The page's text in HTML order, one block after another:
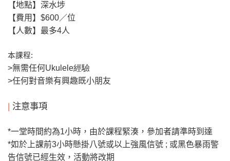
【地點】深水埗
【費用】 $600／位
【人數】最多4人
本課程:
>無需任何Ukulele經驗
>任何對音樂有興趣既小朋友
| 注意事項
*一堂時間約為1小時，由於課程緊湊，參加者請準時到達
*如於上課前3小時懸掛八號或以上強風信號 ; 或黑色暴雨警
告信號已經生效，活動將改期